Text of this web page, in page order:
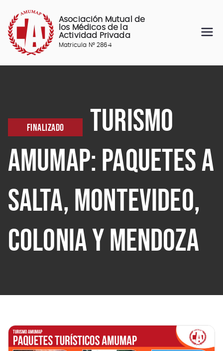
contenido
Asociación Mutual de
los Médicos de la
Actividad Privada
Matricula N° 2864
FINALIZADO
TURISMO
AMUMAP: PAQUETES A
SALTA, MONTEVIDEO,
COLONIA Y MENDOZA